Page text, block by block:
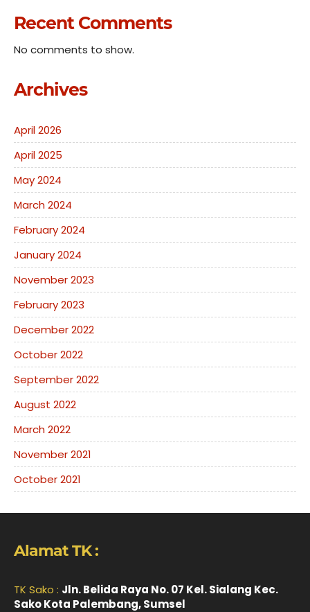
Recent Comments
No comments to show.
Archives
April 2026
April 2025
May 2024
March 2024
February 2024
January 2024
November 2023
February 2023
December 2022
October 2022
September 2022
August 2022
March 2022
November 2021
October 2021
Alamat TK :
TK Sako : Jln. Belida Raya No. 07 Kel. Sialang Kec.
Sako Kota Palembang, Sumsel